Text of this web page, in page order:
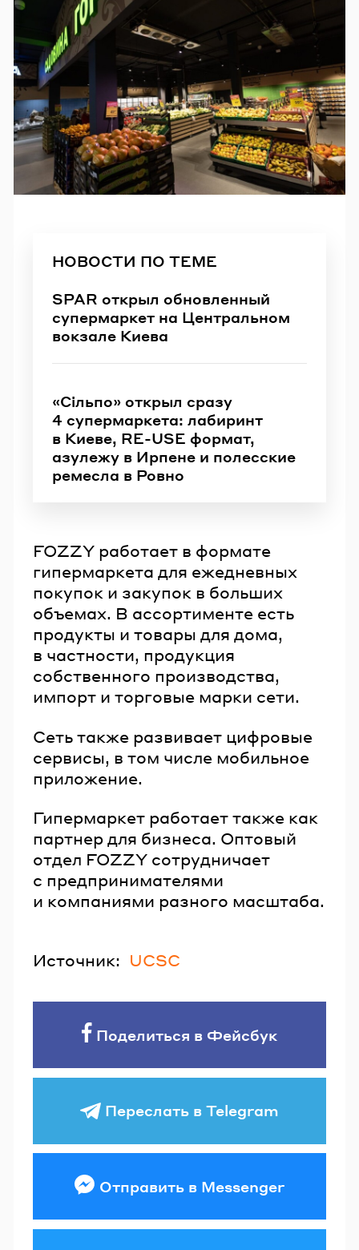
НОВОСТИ ПО ТЕМЕ
SPAR открыл обновленный
супермаркет на Центральном
вокзале Киева
«Сільпо» открыл сразу
4 супермаркета: лабиринт
в Киеве, RE-USE формат,
азулежу в Ирпене и полесские
ремесла в Ровно
FOZZY работает в формате
гипермаркета для ежедневных
покупок и закупок в больших
объемах. В ассортименте есть
продукты и товары для дома,
в частности, продукция
собственного производства,
импорт и торговые марки сети.
Сеть также развивает цифровые
сервисы, в том числе мобильное
приложение.
Гипермаркет работает также как
партнер для бизнеса. Оптовый
отдел FOZZY сотрудничает
с предпринимателями
и компаниями разного масштаба.
Источник: UCSC
Поделиться в Фейсбук
Переслать в Telegram
Отправить в Messenger